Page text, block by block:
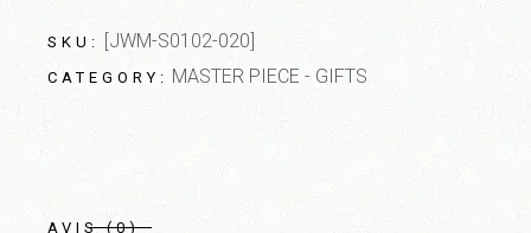
SKU: [JWM-S0102-020]
CATEGORY: MASTER PIECE - GIFTS
AVIS (0)